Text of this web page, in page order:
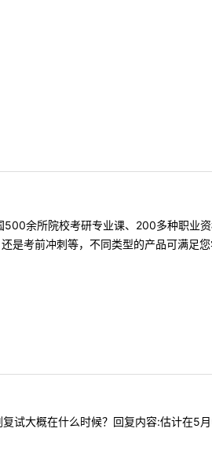
余所院校考研专业课、200多种职业
是考前冲刺等，不同类型的产品可满足
试大概在什么时候？回复内容:估计在5